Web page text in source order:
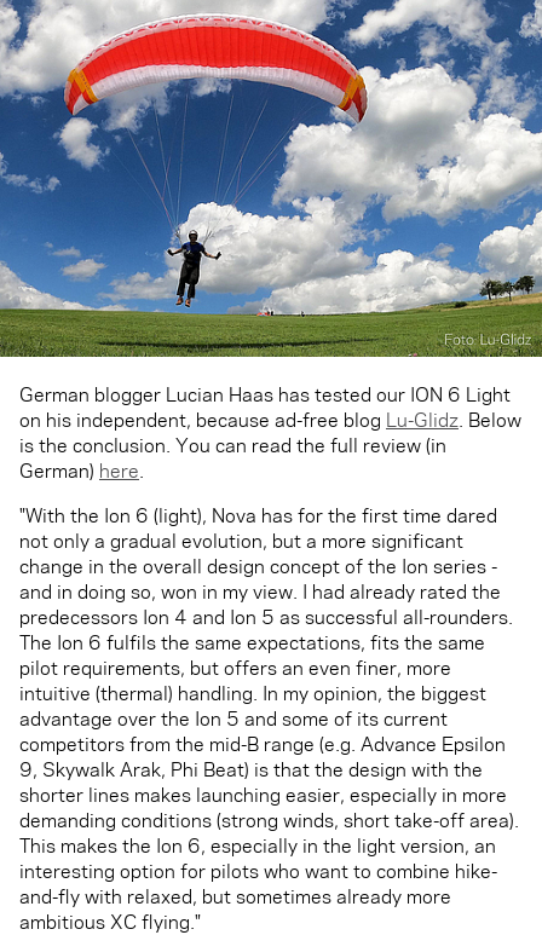
German blogger Lucian Haas has tested our ION 6 Light
on his independent, because ad-free blog Lu-Glidz . Below
is the conclusion. You can read the full review (in
German) here
"With the Ion 6 (light), Nova has for the first time dared
not only a gradual evolution, but a more significant
change in the overall design concept of the Ion series -
and in doing so, won in my view. I had already rated the
predecessors Ion 4 and Ion 5 as successful all-rounders.
The Ion 6 fulfils the same expectations, fits the same
pilot requirements, but offers an even finer, more
intuitive (thermal) handling. In my opinion, the biggest
advantage over the Ion 5 and some of its current
competitors from the mid-B range (e.g. Advance Epsilon
9, Skywalk Arak, Phi Beat) is that the design with the
shorter lines makes launching easier, especially in more
demanding conditions (strong winds, short take-off area).
This makes the Ion 6, especially in the light version, an
interesting option for pilots who want to combine hike-
and-fly with relaxed, but sometimes already more
ambitious XC flying."